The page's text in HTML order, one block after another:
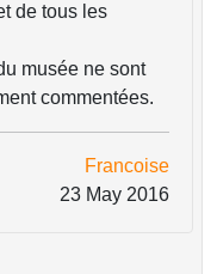
de tous les
musée ne sont
commentées.
Francoise
23 May 2016